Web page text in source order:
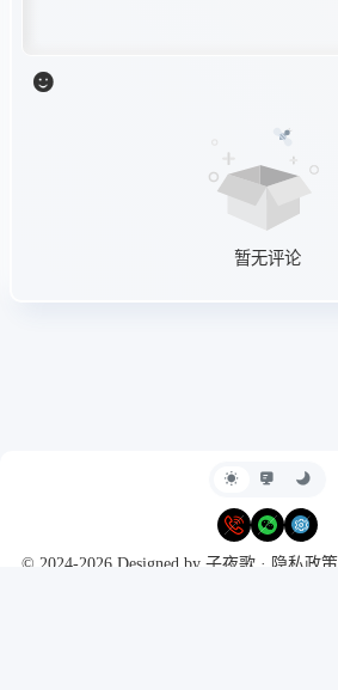
暂无评论
© 2024-2026 Designed by 子夜歌 · 隐私政策